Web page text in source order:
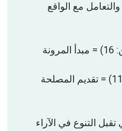
مع الواقع
﴿فَاتَّقُوا اللَّهَ مَا اسْتَطَعْتُمْ﴾ (التغابن: 16) = مبدأ المرونة
﴿إِلَّا مَا اضْطُرِرْتُمْ إِلَيْهِ﴾ (الأنعام: 119) = تقديم المصلحة
التنوع في الآراء